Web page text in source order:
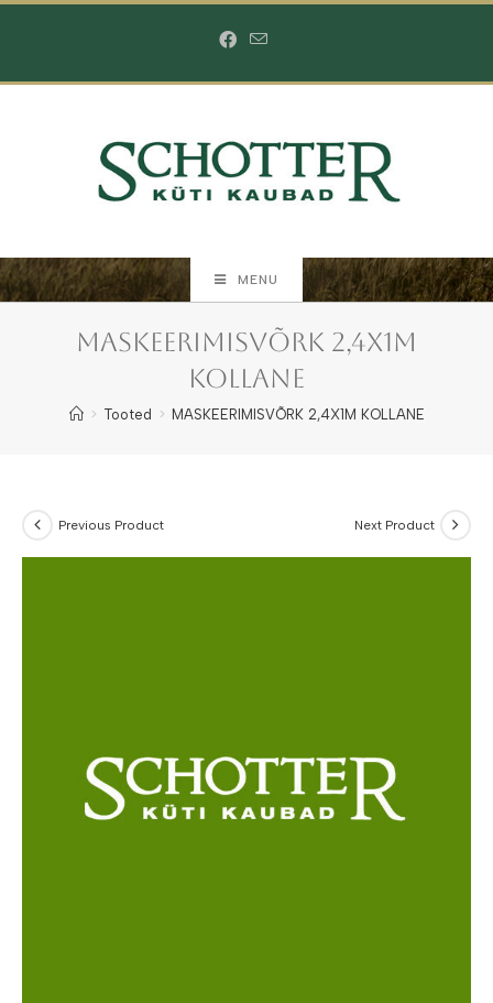
MENU
MASKEERIMISVÕRK 2,4X1M
KOLLANE
> Tooted > MASKEERIMISVÕRK 2,4X1M KOLLANE
Previous Product Next Product